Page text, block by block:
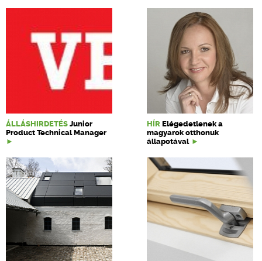
ÁLLÁSHIRDETÉS Junior
Product Technical Manager
HÍR Elégedetlenek a
magyarok otthonuk
állapotával